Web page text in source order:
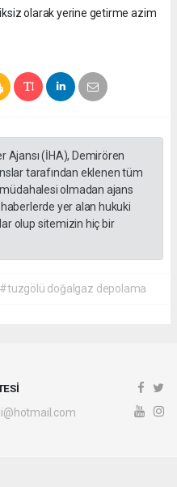
olarak yerine getirme azim
Ajansı (İHA), Demirören
tarafından eklenen tüm
olmadan ajans
yer alan hukuki
olup sitemizin hiç bir
#tuzgölü doğalgaz depolama